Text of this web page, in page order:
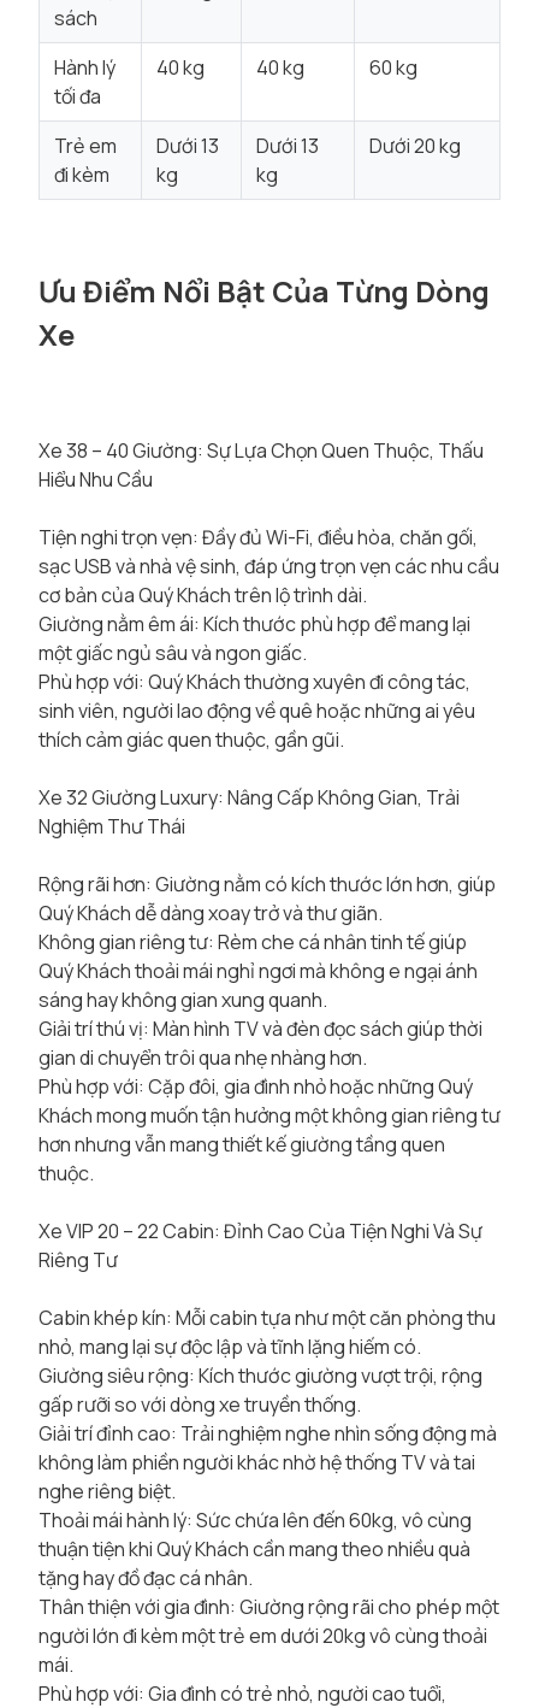
sách
Hành lý
tối đa
40 kg 40 kg 60 kg
Trẻ em
đi kèm
Dưới 13
kg
Dưới 13
kg
Dưới 20 kg
Ưu Điểm Nổi Bật Của Từng Dòng
Xe
Xe 38 – 40 Giường: Sự Lựa Chọn Quen Thuộc, Thấu
Hiểu Nhu Cầu
Tiện nghi trọn vẹn: Đầy đủ Wi-Fi, điều hòa, chăn gối,
sạc USB và nhà vệ sinh, đáp ứng trọn vẹn các nhu cầu
cơ bản của Quý Khách trên lộ trình dài.
Giường nằm êm ái: Kích thước phù hợp để mang lại
một giấc ngủ sâu và ngon giấc.
Phù hợp với: Quý Khách thường xuyên đi công tác,
sinh viên, người lao động về quê hoặc những ai yêu
thích cảm giác quen thuộc, gần gũi.
Xe 32 Giường Luxury: Nâng Cấp Không Gian, Trải
Nghiệm Thư Thái
Rộng rãi hơn: Giường nằm có kích thước lớn hơn, giúp
Quý Khách dễ dàng xoay trở và thư giãn.
Không gian riêng tư: Rèm che cá nhân tinh tế giúp
Quý Khách thoải mái nghỉ ngơi mà không e ngại ánh
sáng hay không gian xung quanh.
Giải trí thú vị: Màn hình TV và đèn đọc sách giúp thời
gian di chuyển trôi qua nhẹ nhàng hơn.
Phù hợp với: Cặp đôi, gia đình nhỏ hoặc những Quý
Khách mong muốn tận hưởng một không gian riêng tư
hơn nhưng vẫn mang thiết kế giường tầng quen
thuộc.
Xe VIP 20 – 22 Cabin: Đỉnh Cao Của Tiện Nghi Và Sự
Riêng Tư
Cabin khép kín: Mỗi cabin tựa như một căn phòng thu
nhỏ, mang lại sự độc lập và tĩnh lặng hiếm có.
Giường siêu rộng: Kích thước giường vượt trội, rộng
gấp rưỡi so với dòng xe truyền thống.
Giải trí đỉnh cao: Trải nghiệm nghe nhìn sống động mà
không làm phiền người khác nhờ hệ thống TV và tai
nghe riêng biệt.
Thoải mái hành lý: Sức chứa lên đến 60kg, vô cùng
thuận tiện khi Quý Khách cần mang theo nhiều quà
tặng hay đồ đạc cá nhân.
Thân thiện với gia đình: Giường rộng rãi cho phép một
người lớn đi kèm một trẻ em dưới 20kg vô cùng thoải
mái.
Phù hợp với: Gia đình có trẻ nhỏ, người cao tuổi,